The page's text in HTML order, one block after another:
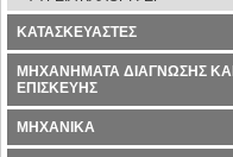
ΚΑΤΑΣΚΕΥΑΣΤΕΣ
ΜΗΧΑΝΗΜΑΤΑ ΔΙΑΓΝΩΣΗΣ ΚΑΙ
ΕΠΙΣΚΕΥΗΣ
ΜΗΧΑΝΙΚΑ